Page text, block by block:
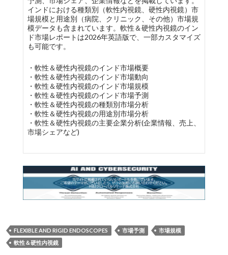
インドにおける種類別（軟性内視鏡、硬性内視鏡）市
場規模と用途別（病院、クリニック、その他）市場規
模データも含まれています。軟性＆硬性内視鏡のイン
ド市場レポートは2026年英語版で、一部カスタマイズ
も可能です。
・軟性＆硬性内視鏡のインド市場概要
・軟性＆硬性内視鏡のインド市場動向
・軟性＆硬性内視鏡のインド市場規模
・軟性＆硬性内視鏡のインド市場予測
・軟性＆硬性内視鏡の種類別市場分析
・軟性＆硬性内視鏡の用途別市場分析
・軟性＆硬性内視鏡の主要企業分析(企業情報、売上、
市場シェアなど)
FLEXIBLE AND RIGID ENDOSCOPES 市場予測
市場規模
軟性＆硬性内視鏡